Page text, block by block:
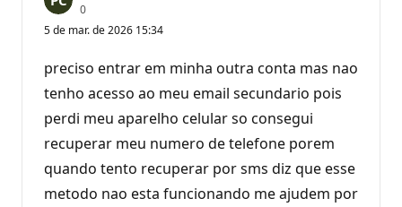
0P
n
o
s
d
e
r
p
t
ç
5 de mar. de 2026 15:34
preciso entrar em minha outra conta mas nao
tenho acesso ao meu email secundario pois
perdi meu aparelho celular so consegui
recuperar meu numero de telefone porem
quando tento recuperar por sms diz que esse
metodo nao esta funcionando me ajudem por